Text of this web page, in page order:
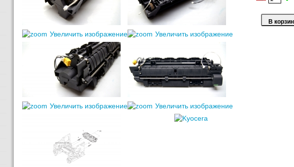
Увеличить изображение Увеличить изображение
Увеличить изображение Увеличить изображение